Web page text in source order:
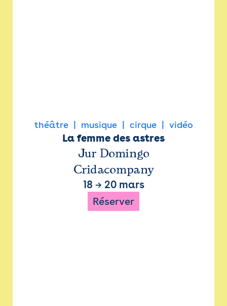
théâtre musique cirque vidéo
La femme des astres
Jur Domingo
Cridacompany
18 → 20 mars
Réserver